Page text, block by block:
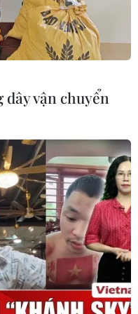
TÁM, KHÚC THANH
định sử dụng
trợ
vận chuyển